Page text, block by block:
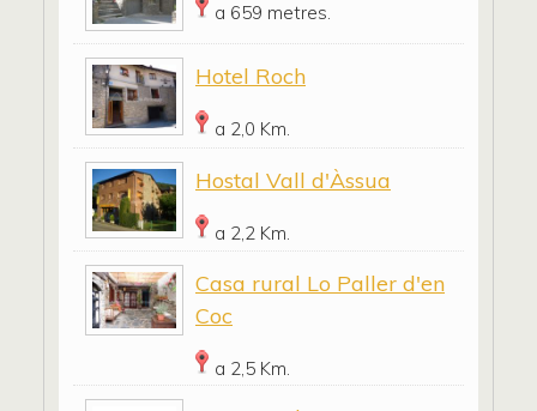
a 659 metres.
Hotel Roch
a 2,0 Km.
Hostal Vall d'Àssua
a 2,2 Km.
Casa rural Lo Paller d'en
Coc
a 2,5 Km.